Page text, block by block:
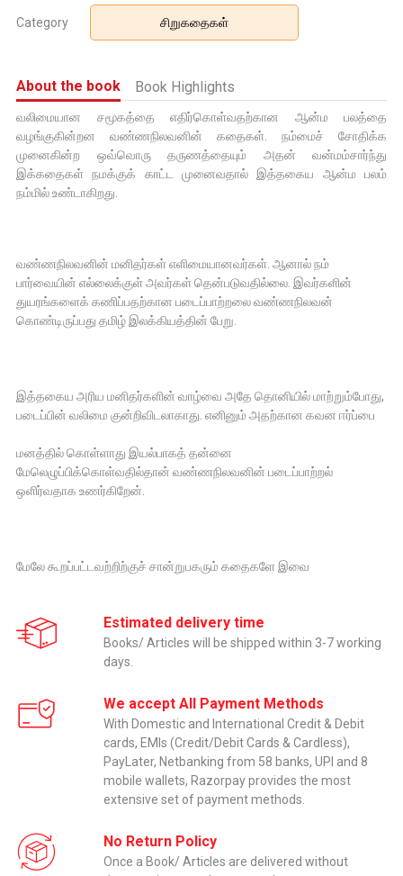
Category சிறுகதைகள்
About the book Book Highlights
வலிமையான சமூகத்தை எதிர்கொள்வதற்கான ஆன்ம பலத்தை
வழங்குகின்றன வண்ணநிலவனின் கதைகள். நம்மைச் சோதிக்க
முனைகின்ற ஒவ்வொரு தருணத்தையும் அதன் வன்மம்சார்ந்து
இக்கதைகள் நமக்குக் காட்ட முனைவதால் இத்தகைய ஆன்ம பலம்
நம்மில் உண்டாகிறது.
வண்ணநிலவனின் மனிதர்கள் எளிமையானவர்கள். ஆனால் நம்
பார்வையின் எல்லைக்குள் அவர்கள் தென்படுவதில்லை. இவர்களின்
துயரங்களைக் கணிப்பதற்கான படைப்பாற்றலை வண்ணநிலவன்
கொண்டிருப்பது தமிழ் இலக்கியத்தின் பேறு.
இத்தகைய அரிய மனிதர்களின் வாழ்வை அதே தொனியில் மாற்றும்போது,
படைப்பின் வலிமை குன்றிவிடலாகாது. எனினும் அதற்கான கவன ஈர்ப்பை
மனத்தில் கொள்ளாது இயல்பாகத் தன்னை
மேலெழுப்பிக்கொள்வதில்தான் வண்ணநிலவனின் படைப்பாற்றல்
ஒளிர்வதாக உணர்கிறேன்.
மேலே கூறப்பட்டவற்றிற்குச் சான்றுபகரும் கதைகளே இவை
Estimated delivery time
Books/ Articles will be shipped within 3-7 working
days.
We accept All Payment Methods
With Domestic and International Credit & Debit
cards, EMIs (Credit/Debit Cards & Cardless),
PayLater, Netbanking from 58 banks, UPI and 8
mobile wallets, Razorpay provides the most
extensive set of payment methods.
No Return Policy
Once a Book/ Articles are delivered without